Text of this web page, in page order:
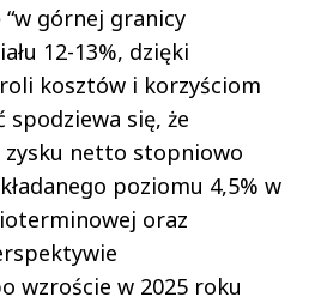
“w górnej granicy
12-13%, dzięki
kosztów i korzyściom
spodziewa się, że
zysku netto stopniowo
poziomu 4,5% w
oraz
wzroście w 2025 roku